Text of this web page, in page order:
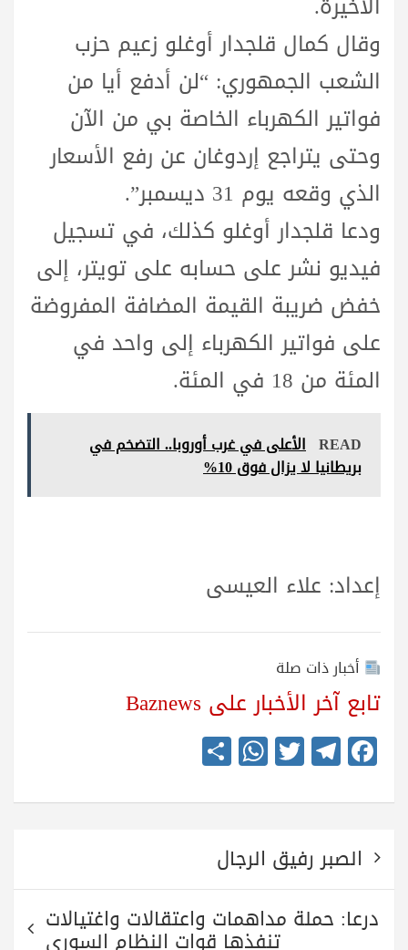
وقال كمال قلجدار أوغلو زعيم حزب
الشعب الجمهوري: “لن أدفع أيا من
فواتير الكهرباء الخاصة بي من الآن
وحتى يتراجع إردوغان عن رفع الأسعار
الذي وقعه يوم 31 ديسمبر”.
ودعا قلجدار أوغلو كذلك، في تسجيل
فيديو نشر على حسابه على تويتر، إلى
خفض ضريبة القيمة المضافة المفروضة
على فواتير الكهرباء إلى واحد في
المئة من 18 في المئة.
READ الأعلى في غرب أوروبا.. التضخم في
بريطانيا لا يزال فوق 10%
إعداد: علاء العيسى
أخبار ذات صلة
تابع آخر الأخبار على Baznews
Fa
ce
bo
Te
le
gr
a
m
T
wi
tte
W
ha
ts
A
pp
re
تصفّح
المقالات
الصبر رفيق الرجال
درعا: حملة مداهمات واعتقالات واغتيالات
تنفذها قوات النظام السوري